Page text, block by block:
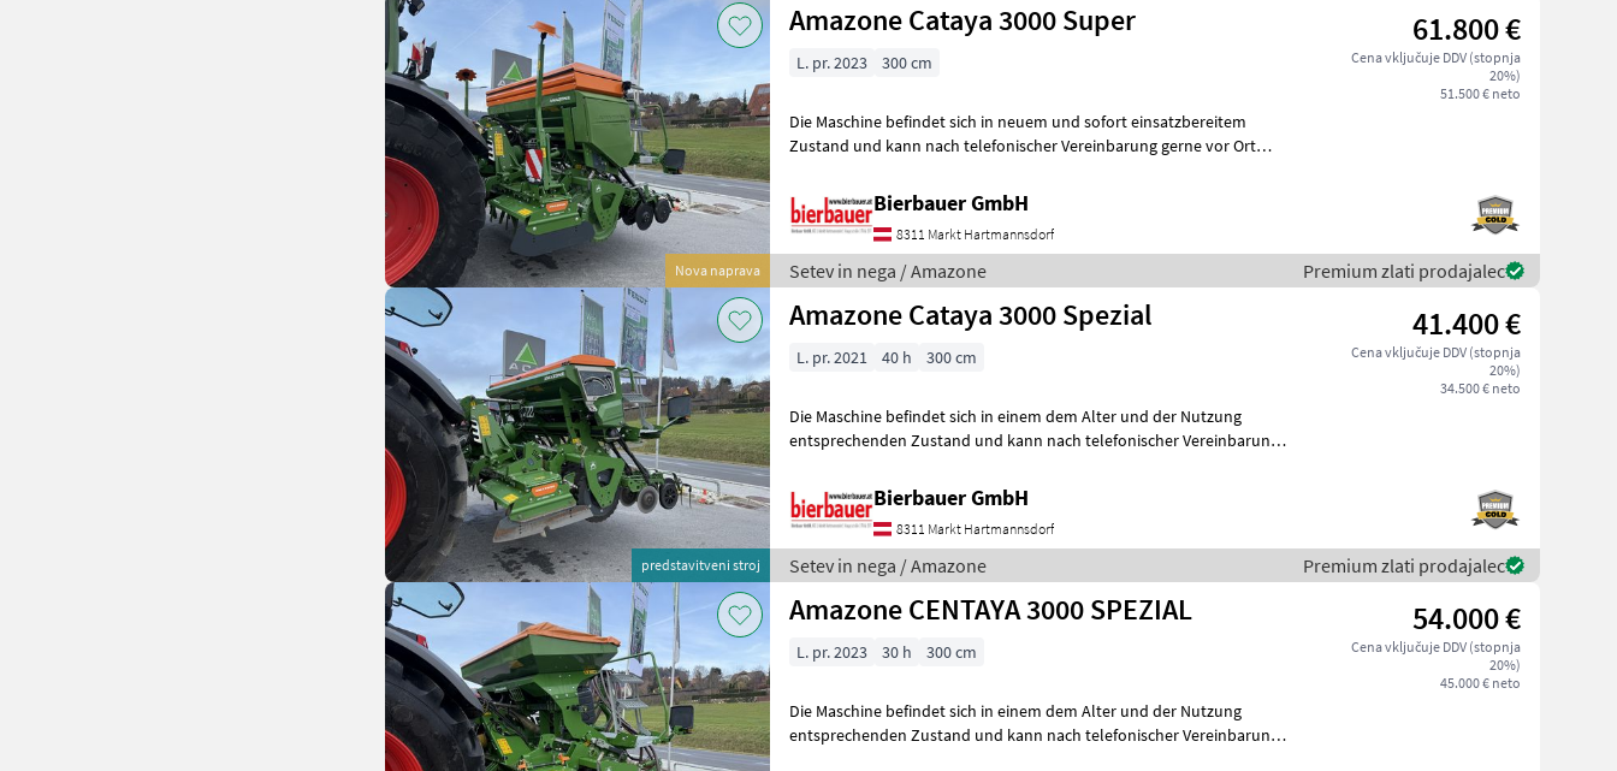
Nova naprava
Amazone Cataya 3000 Super 61.800 €
Cena vključuje DDV (stopnja
20%)
51.500 € neto
L. pr. 2023 300 cm
Die Maschine befindet sich in neuem und sofort einsatzbereitem
Zustand und kann nach telefonischer Vereinbarung gerne vor Ort
Bierbauer GmbH
8311 Markt Hartmannsdorf
Setev in nega / Amazone Premium zlati prodajalec
predstavitveni stroj
Amazone Cataya 3000 Spezial 41.400 €
Cena vključuje DDV (stopnja
20%)
34.500 € neto
L. pr. 2021 40 h 300 cm
Die Maschine befindet sich in einem dem Alter und der Nutzung
entsprechenden Zustand und kann nach telefonischer Vereinbarung
Bierbauer GmbH
8311 Markt Hartmannsdorf
Setev in nega / Amazone Premium zlati prodajalec
Amazone CENTAYA 3000 SPEZIAL 54.000 €
Cena vključuje DDV (stopnja
20%)
45.000 € neto
L. pr. 2023 30 h 300 cm
Die Maschine befindet sich in einem dem Alter und der Nutzung
entsprechenden Zustand und kann nach telefonischer Vereinbarung